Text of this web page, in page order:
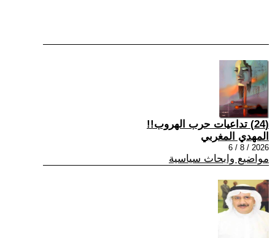
(24) تداعيات حرب الهروب!!
المهدي المغربي
2026 / 8 / 6
مواضيع وابحاث سياسية